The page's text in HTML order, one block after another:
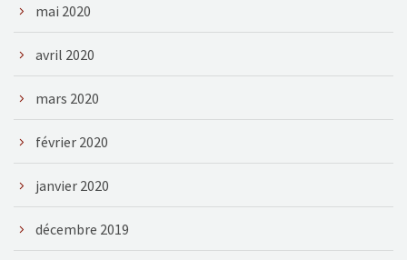
mai 2020
avril 2020
mars 2020
février 2020
janvier 2020
décembre 2019